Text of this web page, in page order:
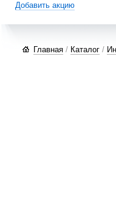
Добавить акцию
Главная / Каталог /